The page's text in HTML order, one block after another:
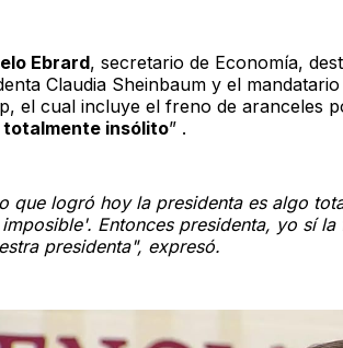
Ebrard, secretario de Economía,
Claudia Sheinbaum y el
el cual incluye el freno de aranceles
totalmente insólito” .
que logró hoy la presidenta es algo
imposible'. Entonces presidenta, yo sí
presidenta", expresó.